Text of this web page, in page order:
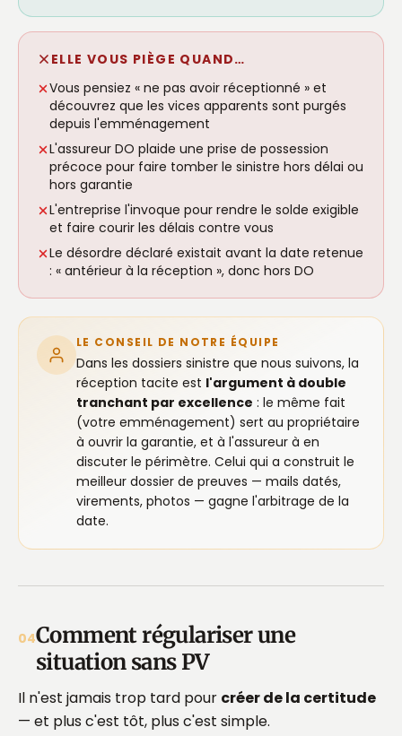
ELLE VOUS PIÈGE QUAND…
Vous pensiez « ne pas avoir réceptionné » et
découvrez que les vices apparents sont purgés
depuis l'emménagement
L'assureur DO plaide une prise de possession
précoce pour faire tomber le sinistre hors délai ou
hors garantie
L'entreprise l'invoque pour rendre le solde exigible
et faire courir les délais contre vous
Le désordre déclaré existait avant la date retenue
: « antérieur à la réception », donc hors DO
LE CONSEIL DE NOTRE ÉQUIPE
Dans les dossiers sinistre que nous suivons, la
réception tacite est l'argument à double
tranchant par excellence : le même fait
(votre emménagement) sert au propriétaire
à ouvrir la garantie, et à l'assureur à en
discuter le périmètre. Celui qui a construit le
meilleur dossier de preuves — mails datés,
virements, photos — gagne l'arbitrage de la
date.
04Comment régulariser une
situation sans PV
Il n'est jamais trop tard pour créer de la certitude
— et plus c'est tôt, plus c'est simple.